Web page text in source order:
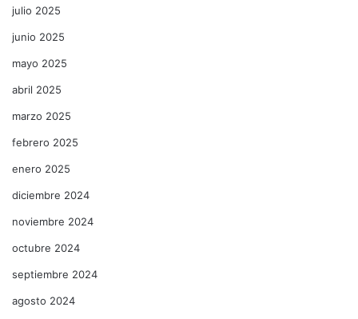
julio 2025
junio 2025
mayo 2025
abril 2025
marzo 2025
febrero 2025
enero 2025
diciembre 2024
noviembre 2024
octubre 2024
septiembre 2024
agosto 2024